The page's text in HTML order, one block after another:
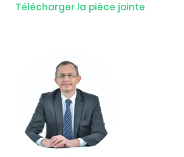
Télécharger la pièce jointe